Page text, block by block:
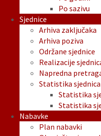
Po sazivu
Sjednice
Arhiva zaključaka
Arhiva poziva
Održane sjednice
Realizacije
Napredna
Statistika sjednica
Statistika
Statistika
Nabavke
Plan nabavki